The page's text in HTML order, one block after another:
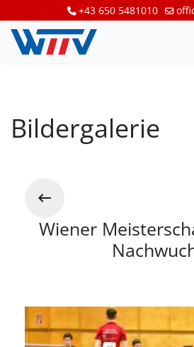
+43 650 5481010
Bildergalerie
Wiener